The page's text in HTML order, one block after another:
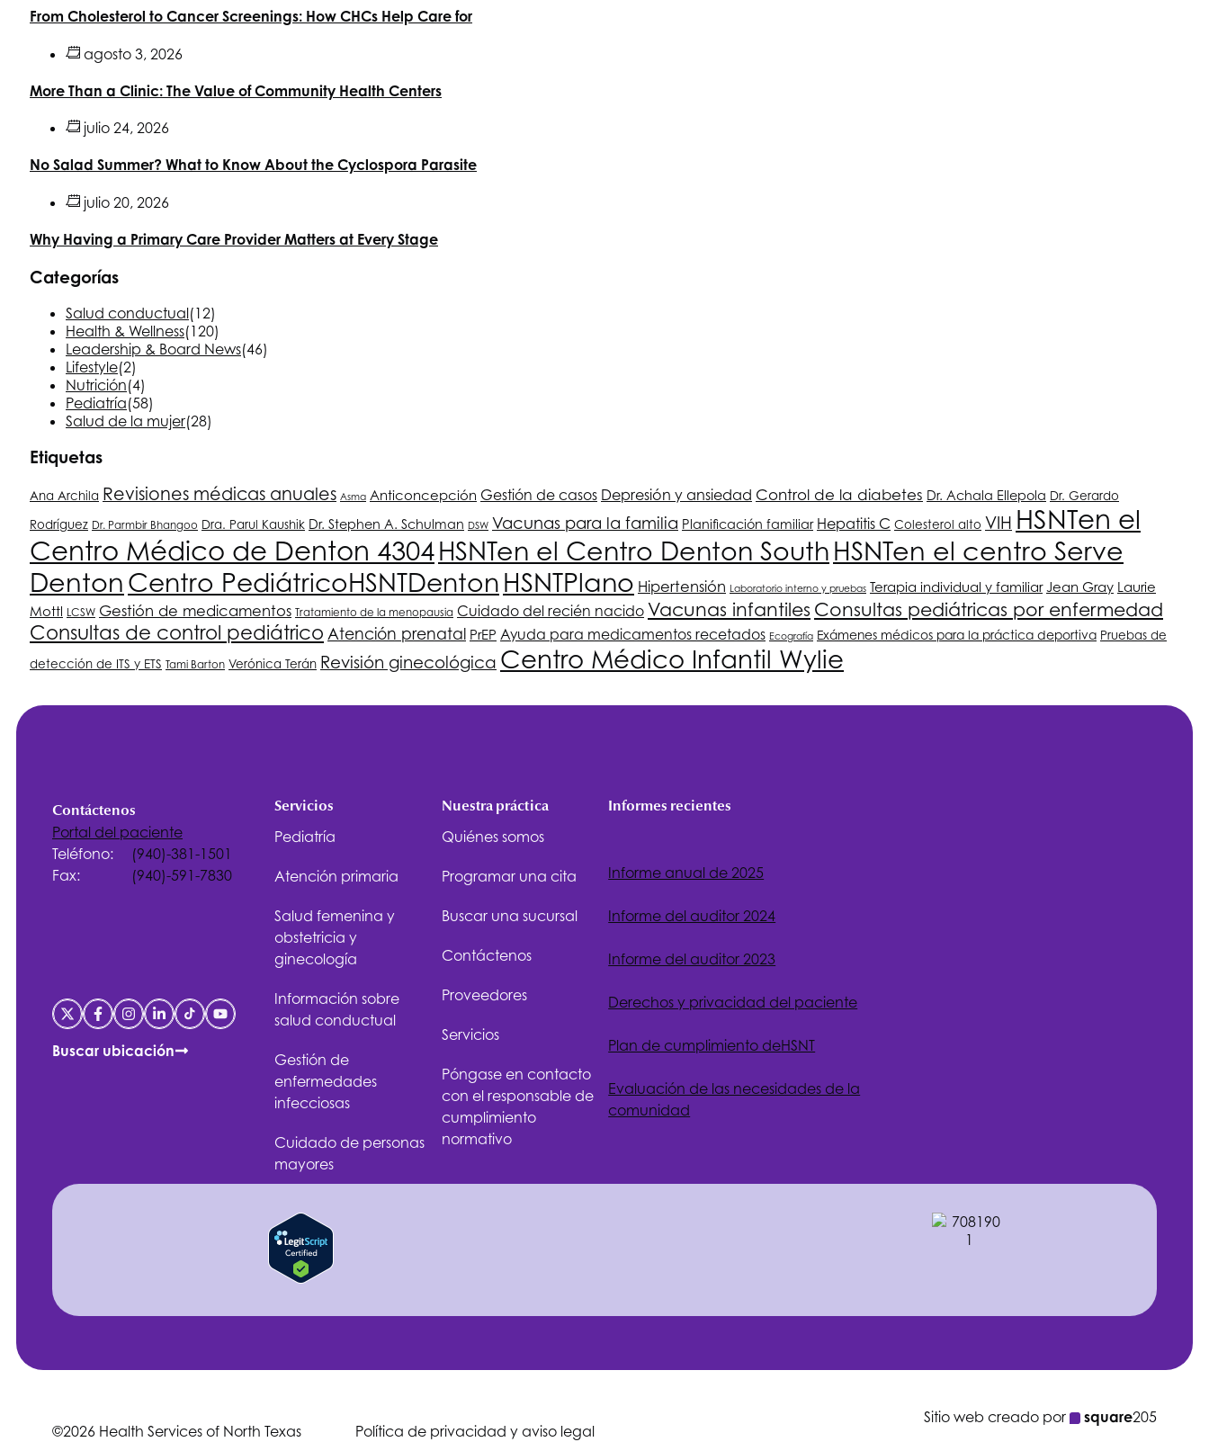
From Cholesterol to Cancer Screenings: How CHCs Help Care for
agosto 3, 2026
More Than a Clinic: The Value of Community Health Centers
julio 24, 2026
No Salad Summer? What to Know About the Cyclospora Parasite
julio 20, 2026
Why Having a Primary Care Provider Matters at Every Stage
Categorías
Salud conductual(12)
Health & Wellness(120)
Leadership & Board News(46)
Lifestyle(2)
Nutrición(4)
Pediatría(58)
Salud de la mujer(28)
Etiquetas
Ana Archila Revisiones médicas anuales Asma Anticoncepción Gestión de casos Depresión y ansiedad Control de la diabetes Dr. Achala Ellepola Dr. Gerardo
Rodríguez Dr. Parmbir Bhangoo Dra. Parul Kaushik Dr. Stephen A. Schulman DSW Vacunas para la familia Planificación familiar Hepatitis C Colesterol alto VIH HSNTen el
Centro Médico de Denton 4304HSNTen el Centro Denton South HSNTen el centro Serve
Denton Centro PediátricoHSNTDenton HSNTPlano Hipertensión Laboratorio interno y pruebas Terapia individual y familiar Jean Gray Laurie
Mottl LCSW Gestión de medicamentos Tratamiento de la menopausia Cuidado del recién nacido Vacunas infantiles Consultas pediátricas por enfermedad
Consultas de control pediátrico Atención prenatal PrEP Ayuda para medicamentos recetados Ecografía Exámenes médicos para la práctica deportiva Pruebas de
detección de ITS y ETS Tami Barton Verónica Terán Revisión ginecológica Centro Médico Infantil Wylie
Contáctenos
Portal del paciente
Teléfono:
(940)-381-1501
Fax:
(940)-591-7830
Buscar ubicación
Servicios
Pediatría
Atención primaria
Salud femenina y
obstetricia y
ginecología
Información sobre
salud conductual
Gestión de
enfermedades
infecciosas
Cuidado de personas
mayores
Nuestra práctica
Quiénes somos
Programar una cita
Buscar una sucursal
Contáctenos
Proveedores
Servicios
Póngase en contacto
con el responsable de
cumplimiento
normativo
Informes recientes
Informe anual de 2025
Informe del auditor 2024
Informe del auditor 2023
Derechos y privacidad del paciente
Plan de cumplimiento deHSNT
Evaluación de las necesidades de la
comunidad
©2026 Health Services of North Texas Política de privacidad y aviso legal
Sitio web creado por square205